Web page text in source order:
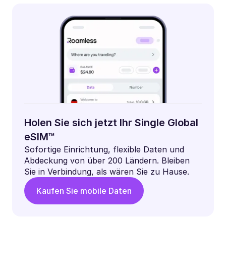
Holen Sie sich jetzt Ihr Single Global
eSIM™
Sofortige Einrichtung, flexible Daten und
Abdeckung von über 200 Ländern. Bleiben
Sie in Verbindung, als wären Sie zu Hause.
Kaufen Sie mobile Daten